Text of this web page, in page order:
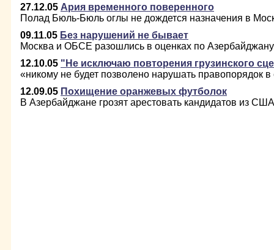
27.12.05 Ария временного поверенного
Полад Бюль-Бюль оглы не дождется назначения в
09.11.05 Без нарушений не бывает
Москва и ОБСЕ разошлись в оценках по Азербайджану
12.10.05 "Не исключаю повторения грузинского
«никому не будет позволено нарушать правопорядок в
12.09.05 Похищение оранжевых футболок
В Азербайджане грозят арестовать кандидатов из